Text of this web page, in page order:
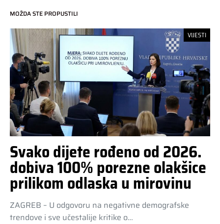
MOŽDA STE PROPUSTILI
VIJESTI
Svako dijete rođeno od 2026.
dobiva 100% porezne olakšice
prilikom odlaska u mirovinu
ZAGREB – U odgovoru na negativne demografske
trendove i sve učestalije kritike o…